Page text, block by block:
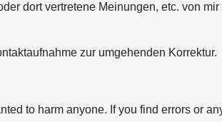
dort vertretene Meinungen, etc. von
zur umgehenden Korrektur.
to harm anyone. If you find errors or